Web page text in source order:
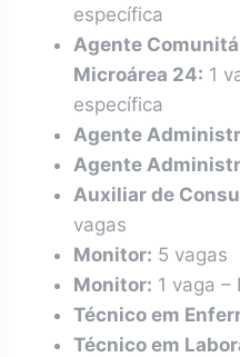
específica
Agente
Microárea 24: 1
específica
Agente
Agente
Auxiliar de
vagas
Monitor: 5 vagas
Monitor: 1 vaga –
Técnico em
Técnico em